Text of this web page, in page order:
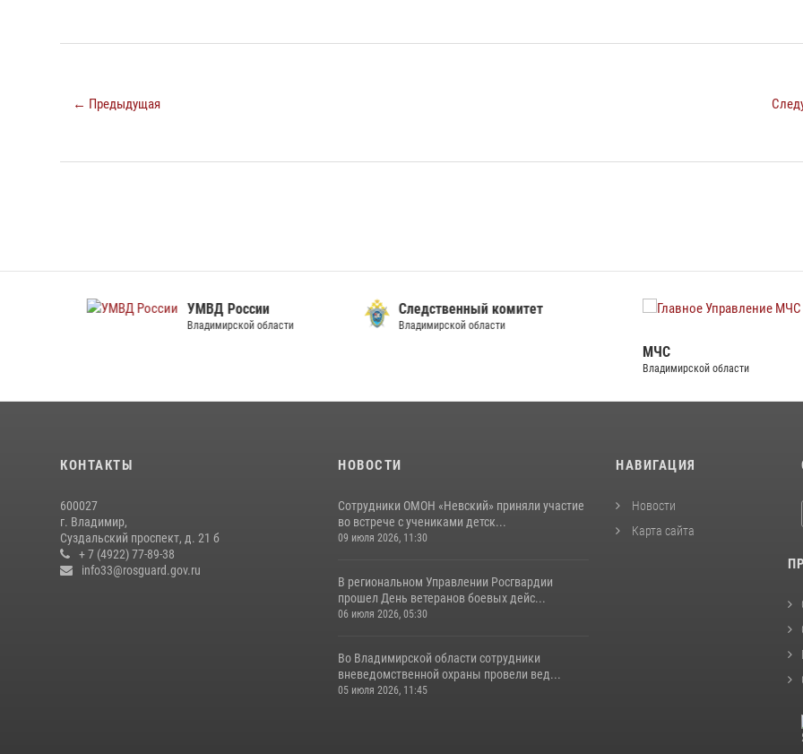
← Предыдущая
УМВД России
Владимирской области
Следственный комитет
Владимирской области
Владимирской области
КОНТАКТЫ
600027
г. Владимир,
Суздальский проспект, д. 21 б
+ 7 (4922) 77-89-38
info33@rosguard.gov.ru
НОВОСТИ
Сотрудники ОМОН «Невский» приняли участие
во встрече с учениками детск...
09 июля 2026, 11:30
В региональном Управлении Росгвардии
прошел День ветеранов боевых дейс...
06 июля 2026, 05:30
Во Владимирской области сотрудники
вневедомственной охраны провели вед...
05 июля 2026, 11:45
НАВИГАЦИЯ
Новости
Карта сайта